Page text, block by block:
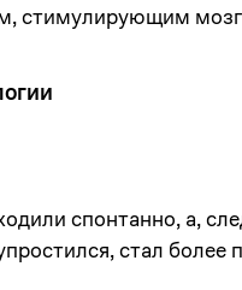
стимулирующим
спонтанно, а,
стал более